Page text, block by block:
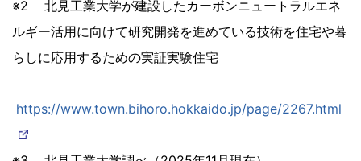
※2 北見工業大学が建設したカーボンニュートラルエネ
ルギー活用に向けて研究開発を進めている技術を住宅や暮
らしに応用するための実証実験住宅
https://www.town.bihoro.hokkaido.jp/page/2267.html